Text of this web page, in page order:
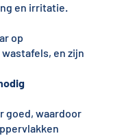
en irritatie.
op
en zijn
goed, waardoor